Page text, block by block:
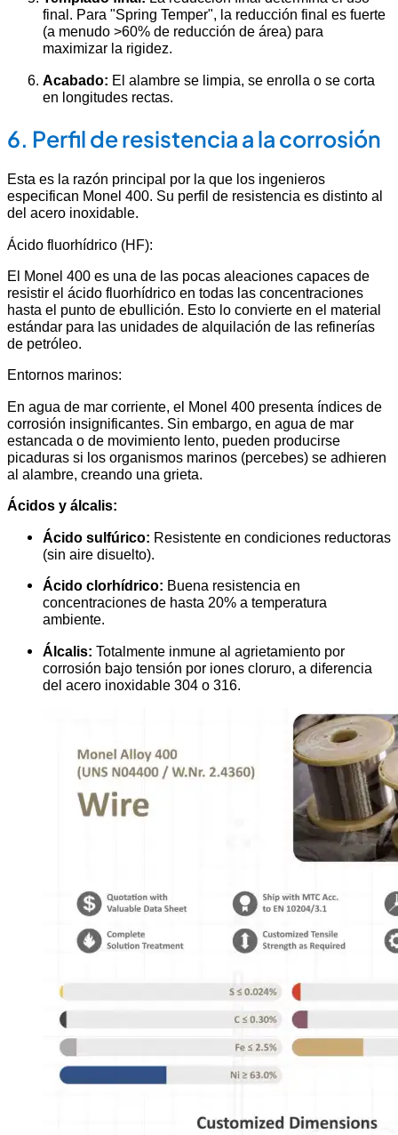
final. Para "Spring Temper", la reducción final es fuerte
(a menudo >60% de reducción de área) para
maximizar la rigidez.
Acabado: El alambre se limpia, se enrolla o se corta
en longitudes rectas.
6. Perfil de resistencia a la corrosión
Esta es la razón principal por la que los ingenieros
especifican Monel 400. Su perfil de resistencia es distinto al
del acero inoxidable.
Ácido fluorhídrico (HF):
El Monel 400 es una de las pocas aleaciones capaces de
resistir el ácido fluorhídrico en todas las concentraciones
hasta el punto de ebullición. Esto lo convierte en el material
estándar para las unidades de alquilación de las refinerías
de petróleo.
Entornos marinos:
En agua de mar corriente, el Monel 400 presenta índices de
corrosión insignificantes. Sin embargo, en agua de mar
estancada o de movimiento lento, pueden producirse
picaduras si los organismos marinos (percebes) se adhieren
al alambre, creando una grieta.
Ácidos y álcalis:
Ácido sulfúrico: Resistente en condiciones reductoras
(sin aire disuelto).
Ácido clorhídrico: Buena resistencia en
concentraciones de hasta 20% a temperatura
ambiente.
Álcalis: Totalmente inmune al agrietamiento por
corrosión bajo tensión por iones cloruro, a diferencia
del acero inoxidable 304 o 316.